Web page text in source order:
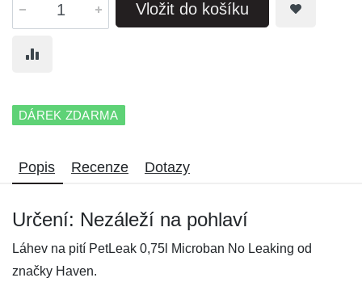
Vložit do košíku
DÁREK ZDARMA
Popis Recenze Dotazy
Určení: Nezáleží na pohlaví
Láhev na pití PetLeak 0,75l Microban No Leaking od
značky Haven.